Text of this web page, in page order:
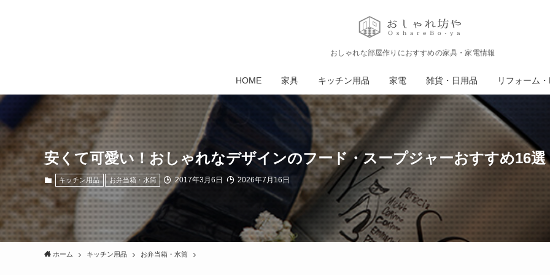
おしゃれな部屋作りにおすすめの家具・家電情報
HOME 家具 キッチン用品 家電 雑貨・日用品 リフォーム
安くて可愛い！おしゃれなデザインのフード・スープジャーおすすめ16選
キッチン用品 お弁当箱・水筒 2017年3月6日 2026年7月16日
ホーム キッチン用品 お弁当箱・水筒